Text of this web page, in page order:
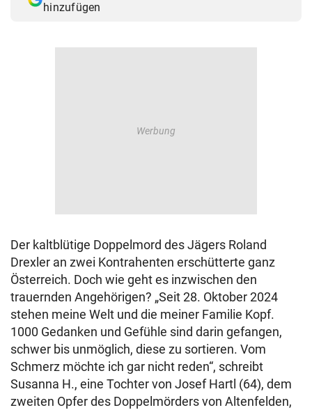
hinzufügen
Der kaltblütige Doppelmord des Jägers Roland
Drexler an zwei Kontrahenten erschütterte ganz
Österreich. Doch wie geht es inzwischen den
trauernden Angehörigen? „Seit 28. Oktober 2024
stehen meine Welt und die meiner Familie Kopf.
1000 Gedanken und Gefühle sind darin gefangen,
schwer bis unmöglich, diese zu sortieren. Vom
Schmerz möchte ich gar nicht reden“, schreibt
Susanna H., eine Tochter von Josef Hartl (64), dem
zweiten Opfer des Doppelmörders von Altenfelden,